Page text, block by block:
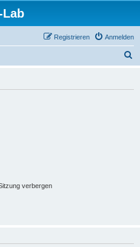
Anmelden
Registrieren
verbergen